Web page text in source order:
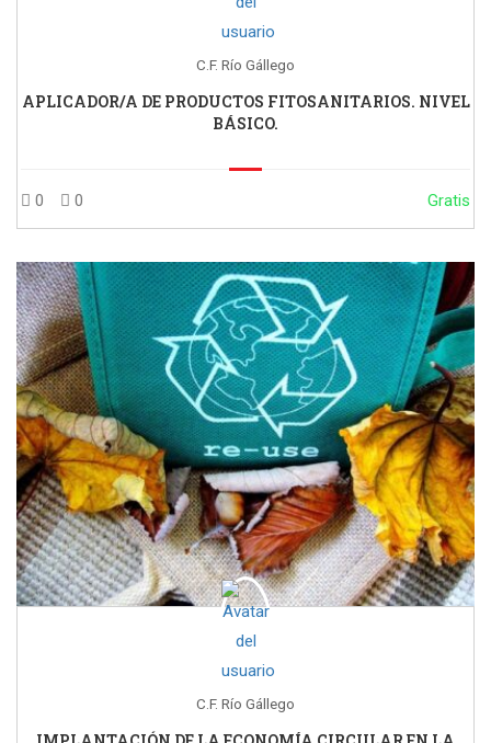
C.F. Río Gállego
APLICADOR/A DE PRODUCTOS FITOSANITARIOS. NIVEL
BÁSICO.
0 0 Gratis
C.F. Río Gállego